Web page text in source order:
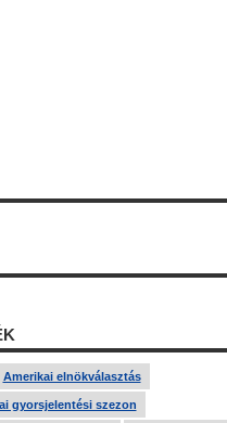
Amerikai elnökválasztás
gyorsjelentési szezon